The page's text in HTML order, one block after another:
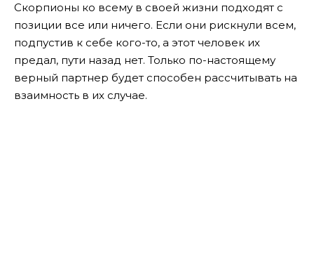
Скорпионы ко всему в своей жизни подходят с
позиции все или ничего. Если они рискнули всем,
подпустив к себе кого-то, а этот человек их
предал, пути назад нет. Только по-настоящему
верный партнер будет способен рассчитывать на
взаимность в их случае.